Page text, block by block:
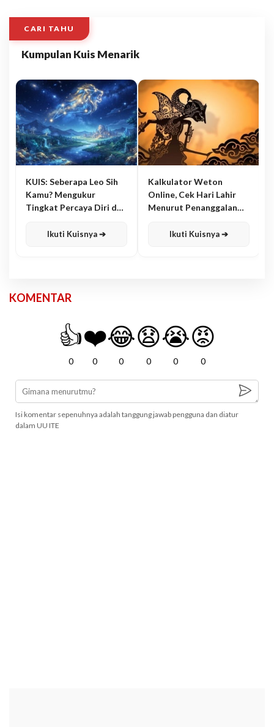
CARI TAHU
Kumpulan Kuis Menarik
KUIS: Seberapa Leo Sih
Kamu? Mengukur
Tingkat Percaya Diri dan
Ikuti Kuisnya ➔
Kalkulator Weton
Online, Cek Hari Lahir
Menurut Penanggalan
Ikuti Kuisnya ➔
KOMENTAR
👍
0
❤️
0
😂
0
😧
0
😭
0
😡
0
Isi komentar sepenuhnya adalah tanggung jawab pengguna dan diatur
dalam UU ITE